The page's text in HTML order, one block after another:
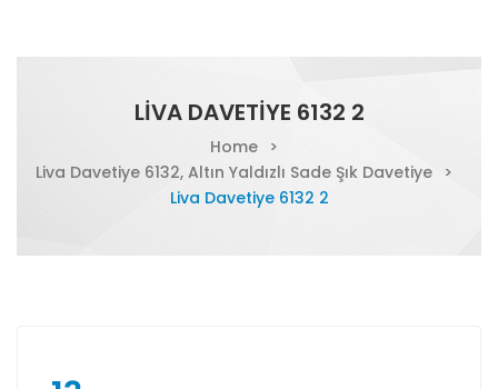
LIVA DAVETIYE 6132 2
Home
>
Liva Davetiye 6132, Altın Yaldızlı Sade Şık Davetiye
>
Liva Davetiye 6132 2